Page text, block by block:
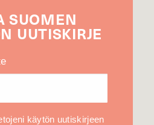
SUOMEN
UUTIS­KIRJE
käytön uutiskirjeen